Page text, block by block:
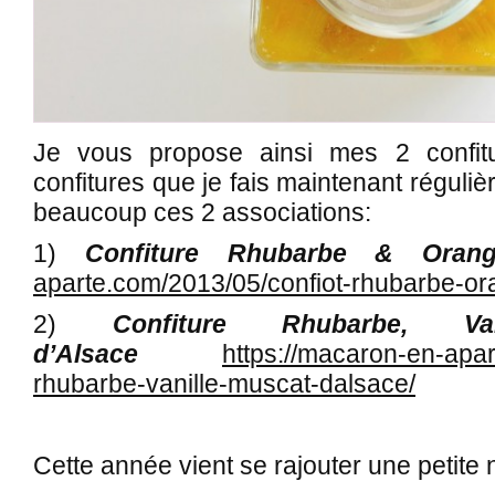
Je vous propose ainsi mes 2
confitures que je fais maintenant
beaucoup ces 2 associations:
1) Confiture Rhubarbe &
aparte.com/2013/05/confiot-rhubarbe-
2) Confiture Rhubarbe,
d’Alsace
https://macaron-en-
rhubarbe-vanille-muscat-dalsace/
Cette année vient se rajouter une petite